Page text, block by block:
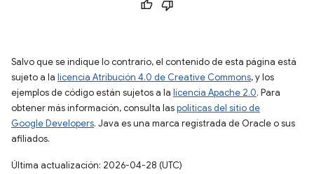
Salvo que se indique lo contrario, el contenido de esta página está
sujeto a la licencia Atribución 4.0 de Creative Commons, y los
ejemplos de código están sujetos a la licencia Apache 2.0. Para
obtener más información, consulta laspolíticas del sitio de
Google Developers. Java es una marca registrada de Oracle o sus
afiliados.
Última actualización: 2026-04-28 (UTC)